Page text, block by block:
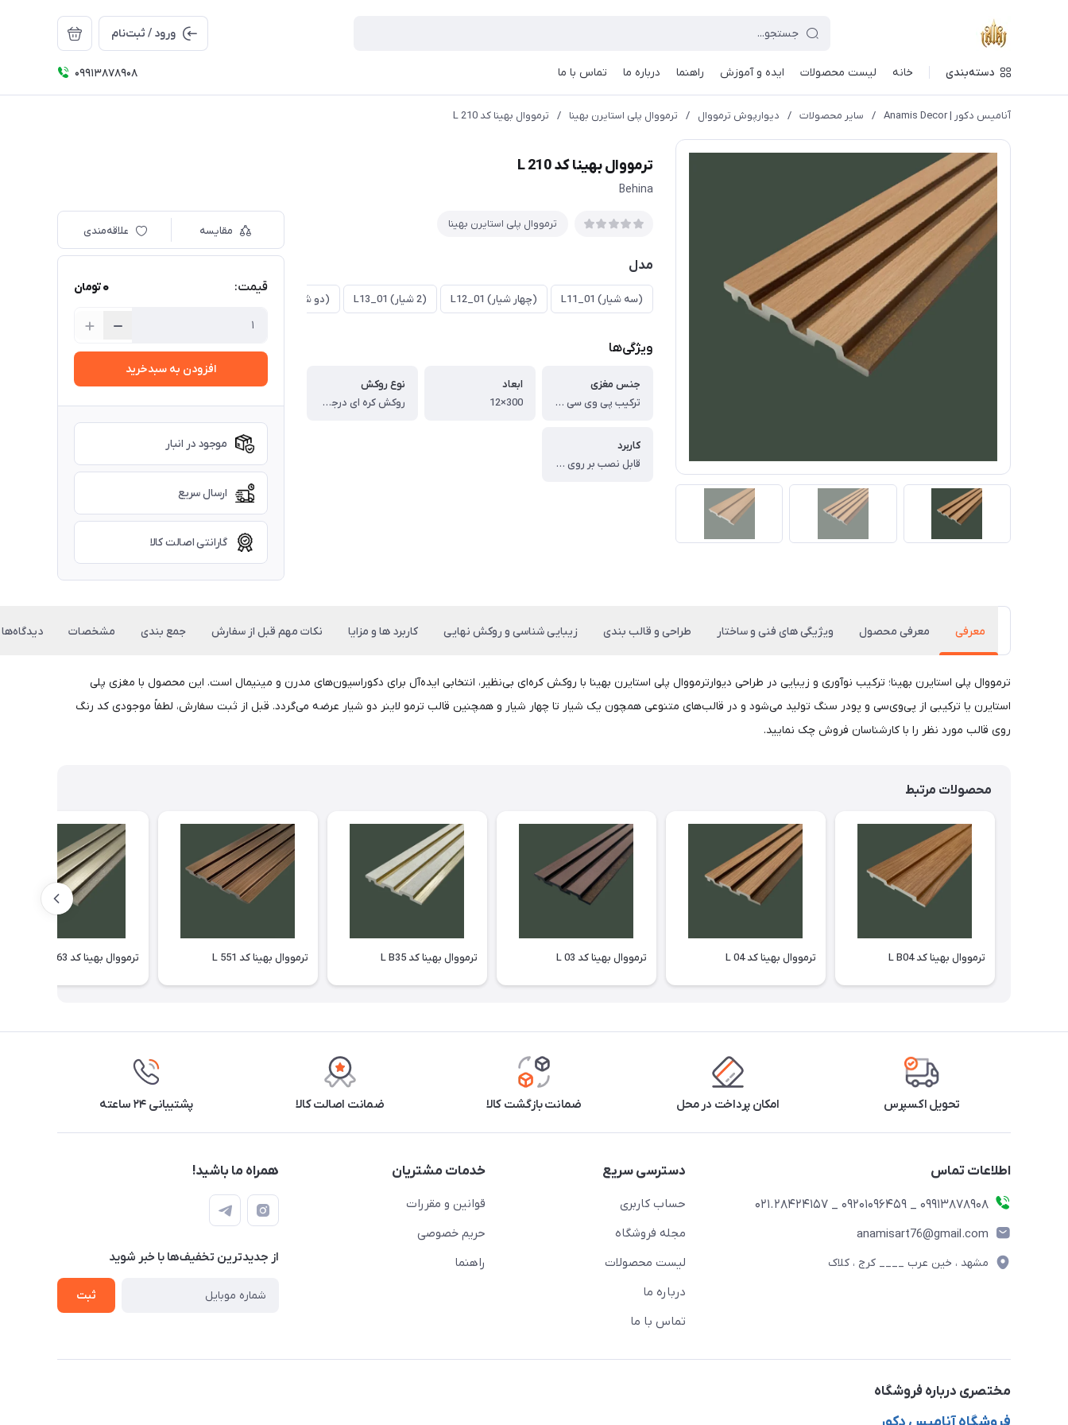
ورود / ثبت‌نام
دسته‌بندی خانه لیست محصولات ایده و آموزش راهنما درباره ما تماس با ما 09913878908
آنامیس دکور | Anamis Decor / سایر محصولات / دیوارپوش ترمووال / ترمووال پلی استایرن بهینا / ترمووال بهینا کد L 210
ترمووال بهینا کد L 210
Behina
ترمووال پلی استایرن بهینا
مدل
(سه شیار) L11_01 (چهار شیار) L12_01 (2 شیار) L13_01 (دو شیار مدل لاینر) L14_01
ویژگی‌ها
جنس مغزی
ترکیب پی وی سی و پودر سنگ
ابعاد
300×12
نوع روکش
روکش کره ای درجه یک
کاربرد
قابل نصب بر روی دیوار و سقف
مقایسه علاقه‌مندی
قیمت: 0تومان
افزودن به سبدخرید
موجود در انبار
ارسال سریع
گارانتی اصالت کالا
معرفی معرفی محصول ویژیگی های فنی و ساختار طراحی و قالب بندی زیبایی شناسی و روکش نهایی کاربرد ها و مزایا نکات مهم قبل از سفارش جمع بندی مشخصات دیدگاه‌ها
ترمووال پلی استایرن بهینا؛ ترکیب نوآوری و زیبایی در طراحی دیوارترمووال پلی استایرن بهینا با روکش کره‌ای بی‌نظیر، انتخابی ایده‌آل برای دکوراسیون‌های مدرن و مینیمال است. این محصول با مغزی پلی
استایرن یا ترکیبی از پی‌وی‌سی و پودر سنگ تولید می‌شود و در قالب‌های متنوعی همچون یک شیار تا چهار شیار و همچنین قالب ترمو لاینر دو شیار عرضه می‌گردد. قبل از ثبت سفارش، لطفاً موجودی کد رنگ
روی قالب مورد نظر را با کارشناسان فروش چک نمایید.
محصولات مرتبط
ترمووال بهینا کد L B04 ترمووال بهینا کد L 04 ترمووال بهینا کد L 03 ترمووال بهینا کد L B35 ترمووال بهینا کد L 551 ترمووال بهینا کد L 363
تحویل اکسپرس امکان پرداخت در محل ضمانت بازگشت کالا ضمانت اصالت کالا پشتیبانی ۲۴ ساعته
اطلاعات تماس
09913878908 _ 09201096459 _ 021.28424157
anamisart76@gmail.com
مشهد ، خین عرب ____ کرج ، کلاک
دسترسی سریع
حساب کاربری
مجله فروشگاه
لیست محصولات
درباره ما
تماس با ما
خدمات مشتریان
قوانین و مقررات
حریم خصوصی
راهنما
همراه ما باشید!
از جدید‌ترین تخفیف‌ها با‌ خبر شوید
ثبت
مختصری درباره فروشگاه